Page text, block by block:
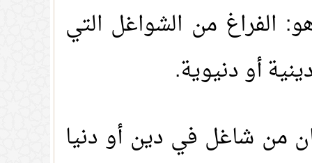
الفراغ من الشواغل التي
أو دنيوية.
من شاغل في دين أو دنيا